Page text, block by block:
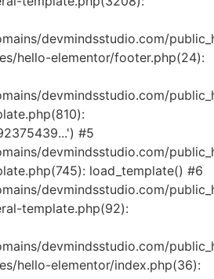
devmindsstudio.com/
hello-elementor/footer.php(24):
devmindsstudio.com/
#5
devmindsstudio.com/
load_template() #6
devmindsstudio.com/
template.php(92):
devmindsstudio.com/
hello-elementor/index.php(36):